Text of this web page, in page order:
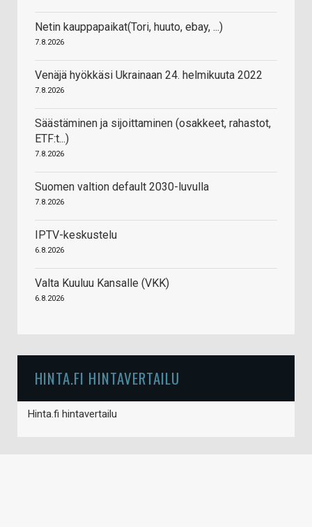
Netin kauppapaikat(Tori, huuto, ebay, ...)
7.8.2026
Venäjä hyökkäsi Ukrainaan 24. helmikuuta 2022
7.8.2026
Säästäminen ja sijoittaminen (osakkeet, rahastot,
ETF:t...)
7.8.2026
Suomen valtion default 2030-luvulla
7.8.2026
IPTV-keskustelu
6.8.2026
Valta Kuuluu Kansalle (VKK)
6.8.2026
HINTA.FI HINTAVERTAILU
Hinta.fi hintavertailu